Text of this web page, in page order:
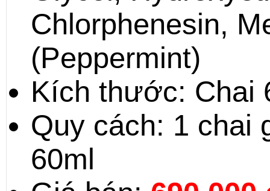
Chlorphenesin,
(Peppermint)
Kích thước: Chai
Quy cách: 1 chai
60ml